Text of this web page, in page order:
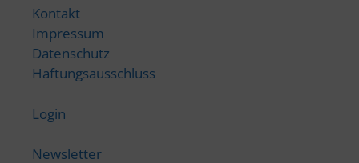
Kontakt
Impressum
Datenschutz
Haftungsausschluss
Login
Newsletter